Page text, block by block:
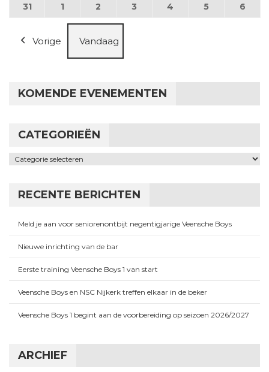
3131 augustus 2026
1 1 september 2026
2 2 september 2026
3 3 september 2026
4 4 september 2026
5 5 6
Vorige Vandaag
KOMENDE EVENEMENTEN
CATEGORIEËN
Categorieën
RECENTE BERICHTEN
Meld je aan voor seniorenontbijt negentigjarige Veensche Boys
Nieuwe inrichting van de bar
Eerste training Veensche Boys 1 van start
Veensche Boys en NSC Nijkerk treffen elkaar in de beker
Veensche Boys 1 begint aan de voorbereiding op seizoen 2026/2027
ARCHIEF